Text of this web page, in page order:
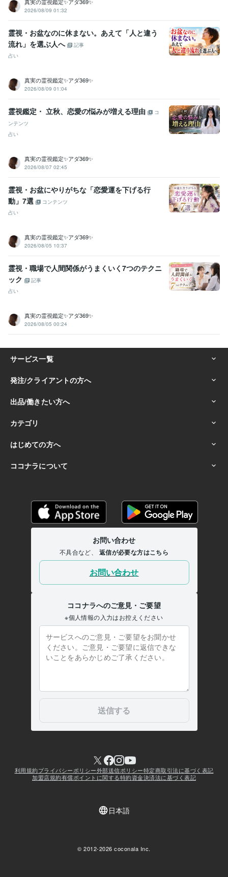
2026/08/09 01:32
霊視・お盆なのに休まない。あえて「人と違う
流れ」を選ぶ人へ
記事
占い
真実の霊視鑑定✨アダ369✨
2026/08/09 01:04
霊視鑑定・ 立秋、恋愛の悩みが増える理由
コ
ンテンツ
占い
真実の霊視鑑定✨アダ369✨
2026/08/07 02:45
霊視・お盆にやりがちな「恋愛運を下げる行
動」7選
コンテンツ
占い
真実の霊視鑑定✨アダ369✨
2026/08/05 10:37
霊視・職場で人間関係がうまくいく7つのテクニ
ック
記事
占い
真実の霊視鑑定✨アダ369✨
2026/08/05 00:24